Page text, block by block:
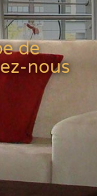
de
nous